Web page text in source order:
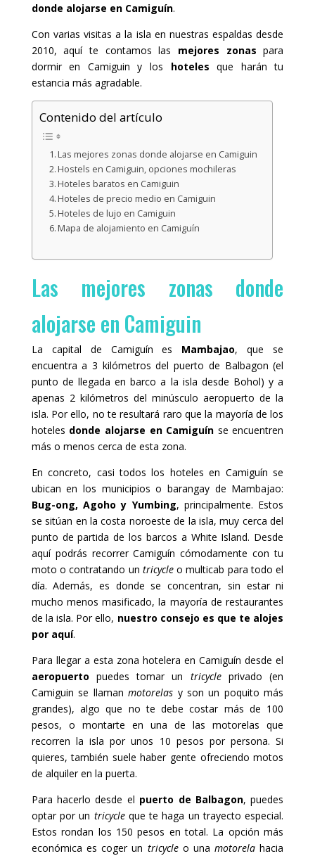
donde alojarse en Camiguín.
Con varias visitas a la isla en nuestras espaldas desde
2010, aquí te contamos las mejores zonas para
dormir en Camiguin y los hoteles que harán tu
estancia más agradable.
Contenido del artículo
Las mejores zonas donde alojarse en Camiguin
Hostels en Camiguin, opciones mochileras
Hoteles baratos en Camiguin
Hoteles de precio medio en Camiguin
Hoteles de lujo en Camiguin
Mapa de alojamiento en Camiguín
Las mejores zonas donde
alojarse en Camiguin
La capital de Camiguín es Mambajao, que se
encuentra a 3 kilómetros del puerto de Balbagon (el
punto de llegada en barco a la isla desde Bohol) y a
apenas 2 kilómetros del minúsculo aeropuerto de la
isla. Por ello, no te resultará raro que la mayoría de los
hoteles donde alojarse en Camiguín se encuentren
más o menos cerca de esta zona.
En concreto, casi todos los hoteles en Camiguín se
ubican en los municipios o barangay de Mambajao:
Bug-ong, Agoho y Yumbing, principalmente. Estos
se sitúan en la costa noroeste de la isla, muy cerca del
punto de partida de los barcos a White Island. Desde
aquí podrás recorrer Camiguín cómodamente con tu
moto o contratando un tricycleo multicab para todo el
día. Además, es donde se concentran, sin estar ni
mucho menos masificado, la mayoría de restaurantes
de la isla. Por ello, nuestro consejo es que te alojes
por aquí.
Para llegar a esta zona hotelera en Camiguín desde el
aeropuerto puedes tomar un tricycleprivado (en
Camiguin se llamanmotorelas y son un poquito más
grandes), algo que no te debe costar más de 100
pesos, o montarte en una de las motorelas que
recorren la isla por unos 10 pesos por persona. Si
quieres, también suele haber gente ofreciendo motos
de alquiler en la puerta.
Para hacerlo desde el puerto de Balbagon, puedes
optar por un tricycleque te haga un trayecto especial.
Estos rondan los 150 pesos en total. La opción más
económica es coger un tricycleo unamotorela hacia